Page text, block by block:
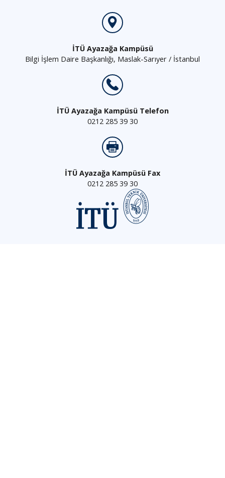
İTÜ Ayazağa Kampüsü
Bilgi İşlem Daire Başkanlığı, Maslak-Sarıyer / İstanbul
İTÜ Ayazağa Kampüsü Telefon
0212 285 39 30
İTÜ Ayazağa Kampüsü Fax
0212 285 39 30